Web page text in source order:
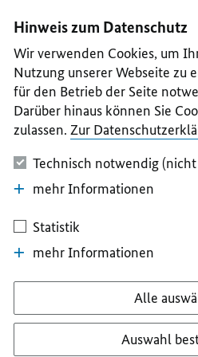
II
III
IV
V
Hinweis zum Datenschutz
Wir verwenden Cookies, um
Nutzung unserer Webseite zu
für den Betrieb der Seite
Darüber hinaus können Sie
zulassen. Zur
Technisch notwendig
mehr Informationen
Statistik
mehr Informationen
Alle
Auswahl